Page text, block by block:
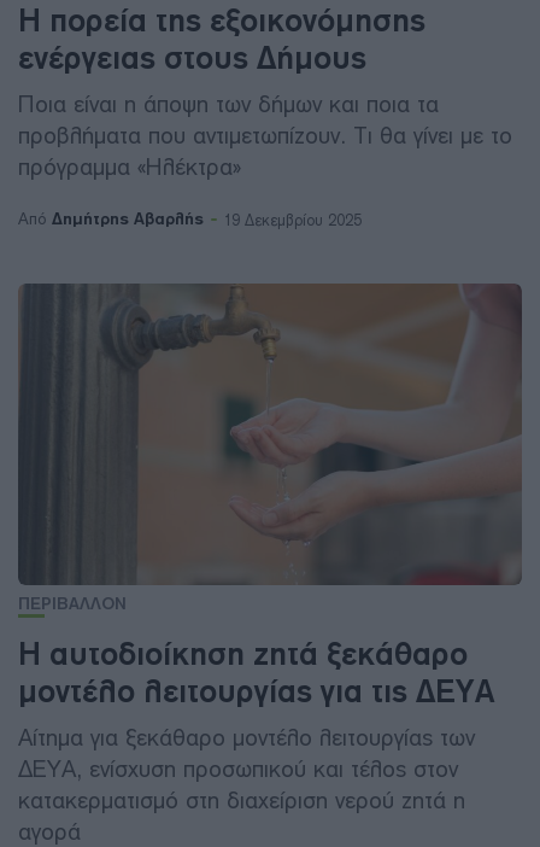
Η πορεία της εξοικονόμησης
ενέργειας στους Δήμους
Ποια είναι η άποψη των δήμων και ποια τα
προβλήματα που αντιμετωπίζουν. Τι θα γίνει με το
πρόγραμμα «Ηλέκτρα»
Από Δημήτρης Αβαρλής 19 Δεκεμβρίου 2025
ΠΕΡΙΒΑΛΛΟΝ
Η αυτοδιοίκηση ζητά ξεκάθαρο
μοντέλο λειτουργίας για τις ΔΕΥΑ
Αίτημα για ξεκάθαρο μοντέλο λειτουργίας των
ΔΕΥΑ, ενίσχυση προσωπικού και τέλος στον
κατακερματισμό στη διαχείριση νερού ζητά η
αγορά